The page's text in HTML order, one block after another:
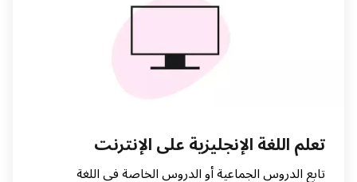
تعلم اللغة الإنجليزية على الإنترنت
تابع الدروس الجماعية أو الدروس الخاصة في اللغة